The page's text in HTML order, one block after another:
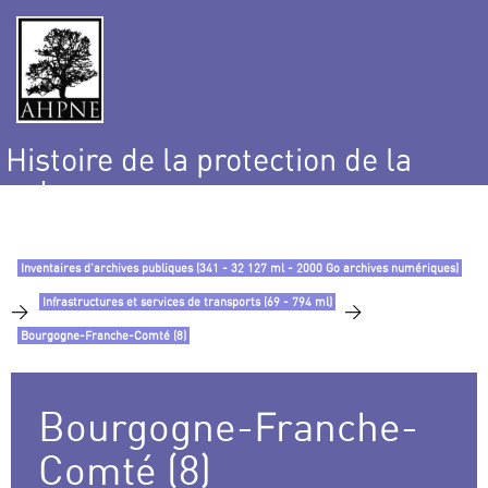
Histoire de la protection de la
nature
Inventaires d’archives publiques (341 - 32 127 ml - 2000 Go archives numériques)
> Infrastructures et services de transports (69 - 794 ml) >
Bourgogne-Franche-Comté (8)
Bourgogne-Franche-
Comté (8)